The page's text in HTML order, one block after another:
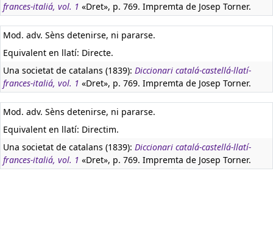
frances-italiá, vol. 1 «Dret», p. 769. Impremta de Josep Torner.
Mod. adv. Sèns detenirse, ni pararse.
Equivalent en llatí: Directe.
Una societat de catalans (1839): Diccionari catalá-castellá-llatí-
frances-italiá, vol. 1 «Dret», p. 769. Impremta de Josep Torner.
Mod. adv. Sèns detenirse, ni pararse.
Equivalent en llatí: Directim.
Una societat de catalans (1839): Diccionari catalá-castellá-llatí-
frances-italiá, vol. 1 «Dret», p. 769. Impremta de Josep Torner.